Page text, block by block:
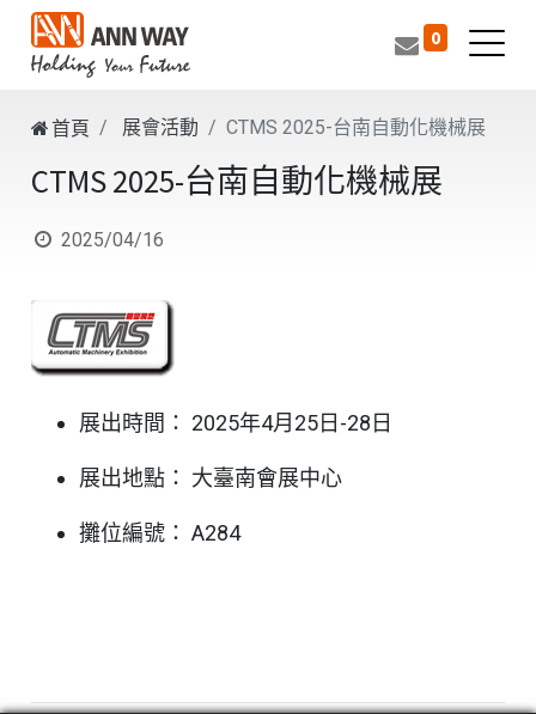
0
首頁 展會活動 CTMS 2025-台南自動化機械展
CTMS 2025-台南自動化機械展
2025/04/16
展出時間： 2025年4月25日-28日
展出地點： 大臺南會展中心
攤位編號： A284